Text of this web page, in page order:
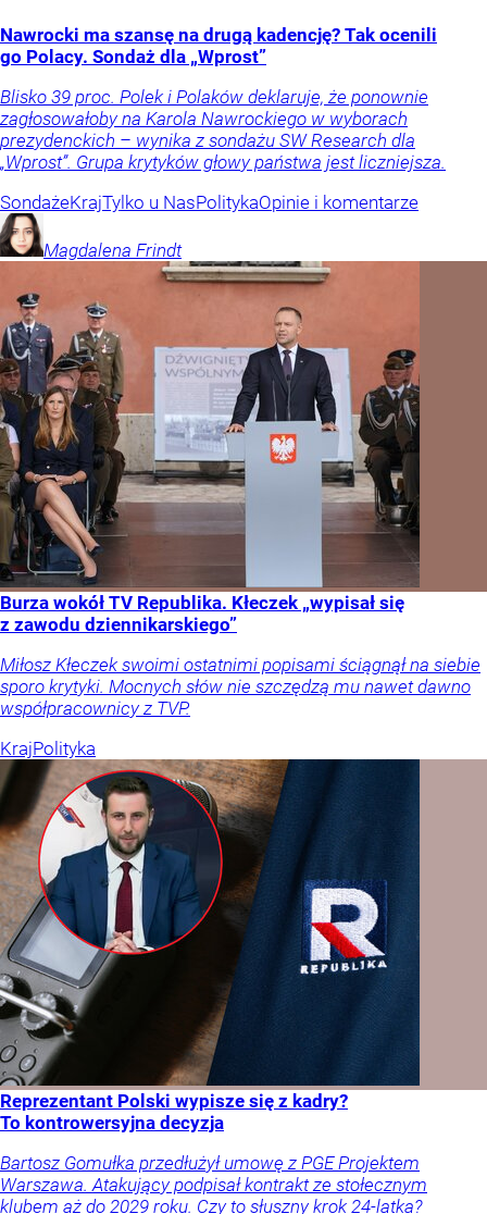
Nawrocki ma szansę na drugą kadencję? Tak ocenili
go Polacy. Sondaż dla „Wprost”
Blisko 39 proc. Polek i Polaków deklaruje, że ponownie
zagłosowałoby na Karola Nawrockiego w wyborach
prezydenckich – wynika z sondażu SW Research dla
„Wprost”. Grupa krytyków głowy państwa jest liczniejsza.
SondażeKrajTylko u NasPolitykaOpinie i komentarze
Magdalena Frindt
Burza wokół TV Republika. Kłeczek „wypisał się
z zawodu dziennikarskiego”
Miłosz Kłeczek swoimi ostatnimi popisami ściągnął na siebie
sporo krytyki. Mocnych słów nie szczędzą mu nawet dawno
współpracownicy z TVP.
KrajPolityka
Reprezentant Polski wypisze się z kadry?
To kontrowersyjna decyzja
Bartosz Gomułka przedłużył umowę z PGE Projektem
Warszawa. Atakujący podpisał kontrakt ze stołecznym
klubem aż do 2029 roku. Czy to słuszny krok 24-latka?